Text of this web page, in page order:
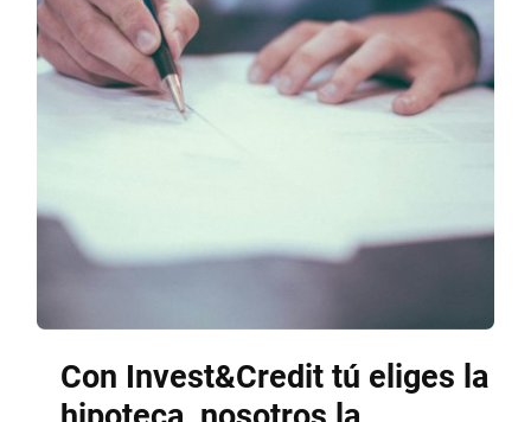
Con Invest&Credit tú eliges la